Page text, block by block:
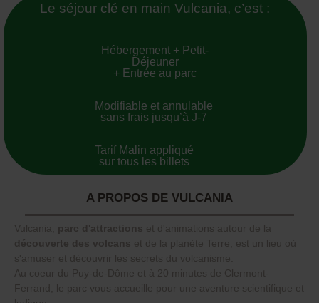
Le séjour clé en main Vulcania, c’est :
Hébergement + Petit-
Déjeuner
+ Entrée au parc
Modifiable et annulable
sans frais jusqu’à J-7
Tarif Malin appliqué
sur tous les billets
A PROPOS DE VULCANIA
Vulcania, parc d'attractions et d'animations autour de la
découverte des volcans et de la planète Terre, est un lieu où
s'amuser et découvrir les secrets du volcanisme.
Au coeur du Puy-de-Dôme et à 20 minutes de Clermont-
Ferrand, le parc vous accueille pour une aventure scientifique et